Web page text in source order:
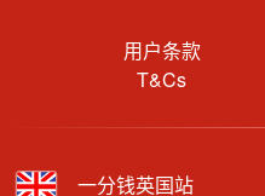
用户条款
T&Cs
一分钱英国站